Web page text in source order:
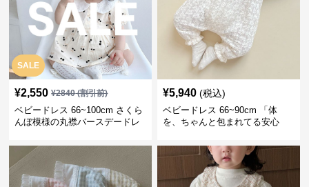
SALE
¥2,550 ¥2840(割引前)
ベビードレス 66~100cm さくら
んぼ模様の丸襟バースデードレ
¥5,940 (税込)
ベビードレス 66~90cm 「体
を、ちゃんと包まれてる安心
参り